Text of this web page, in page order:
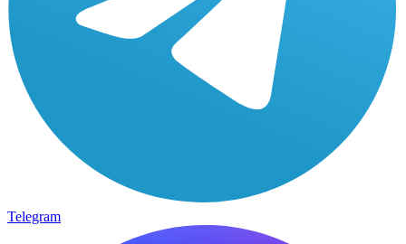
Telegram